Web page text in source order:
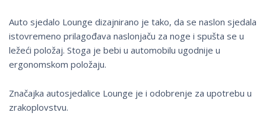
Auto sjedalo Lounge dizajnirano je tako, da se naslon sjedala
istovremeno prilagođava naslonjaču za noge i spušta se u
ležeći položaj. Stoga je bebi u automobilu ugodnije u
ergonomskom položaju.
Značajka autosjedalice Lounge je i odobrenje za upotrebu u
zrakoplovstvu.